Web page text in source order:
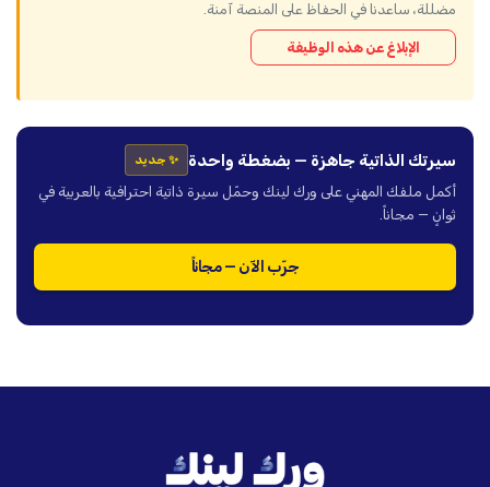
مضللة، ساعدنا في الحفاظ على المنصة آمنة.
الإبلاغ عن هذه الوظيفة
سيرتك الذاتية جاهزة — بضغطة واحدة ✨ جديد
أكمل ملفك المهني على ورك لينك وحمّل سيرة ذاتية احترافية بالعربية في
ثوانٍ — مجاناً.
جرّب الآن — مجاناً